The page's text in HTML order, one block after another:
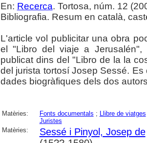
En: Recerca. Tortosa, núm. 12
Bibliografia. Resum en català,
L'article vol publicitar una obra
el "Libro del viaje a
publicat dins del "Libro de la la
del jurista tortosí Josep Sessé.
dades biogràfiques dels dos
Matèries: Fonts documentals ; Llibre de viatges
Juristes
Matèries:
Sessé i Pinyol, Josep de